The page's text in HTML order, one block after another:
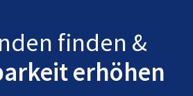
finden &
erhöhen